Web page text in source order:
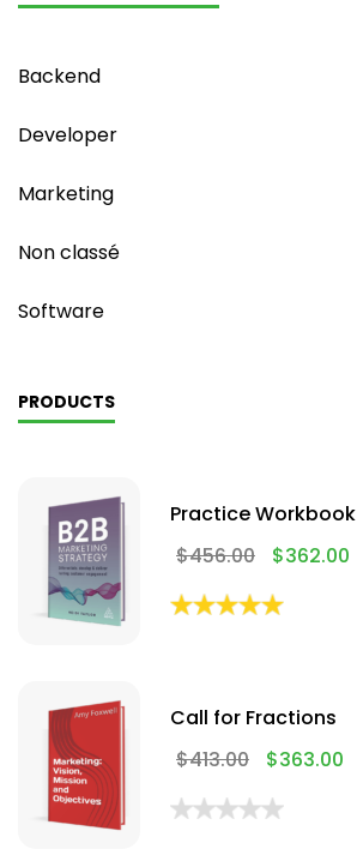
Backend
Developer
Marketing
Non classé
Software
PRODUCTS
Practice Workbook
$456.00 $362.00
Call for Fractions
$413.00 $363.00